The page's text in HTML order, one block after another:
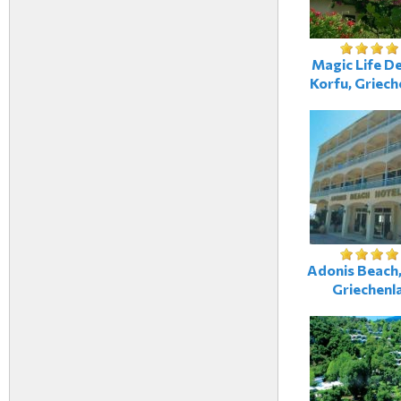
Magic Life
Korfu,
Adonis